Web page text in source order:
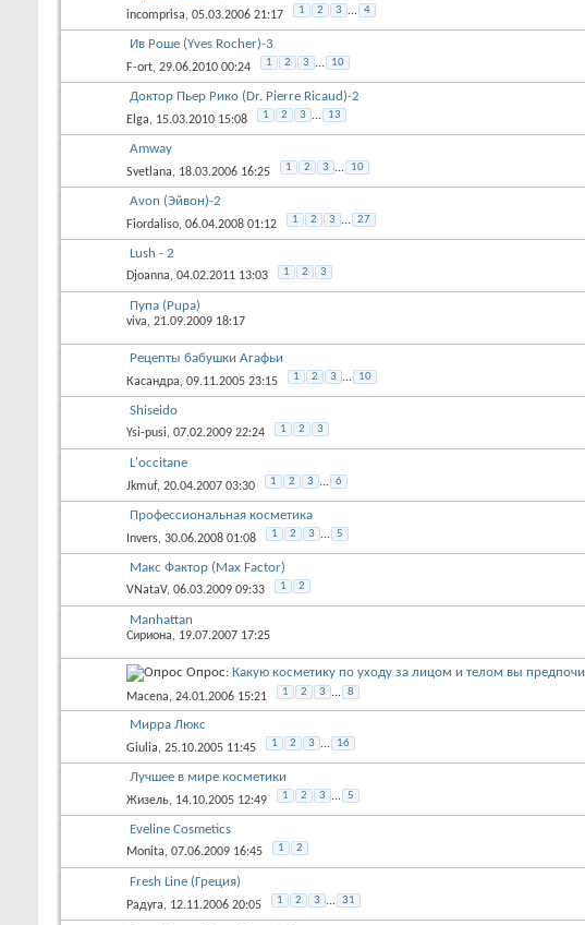
incomprisa, 05.03.2006 21:17 1 2 3 ... 4
Ив Роше (Yves Rocher)-3
F-ort, 29.06.2010 00:24 1 2 3 ... 10
Доктор Пьер Рико (Dr. Pierre Ricaud)-2
Elga, 15.03.2010 15:08 1 2 3 ... 13
Amway
Svetlana, 18.03.2006 16:25 1 2 3 ... 10
Avon (Эйвон)-2
Fiordaliso, 06.04.2008 01:12 1 2 3 ... 27
Lush - 2
Djoanna, 04.02.2011 13:03 1 2 3
Пупа (Pupa)
viva, 21.09.2009 18:17
Рецепты бабушки Агафьи
Касандра, 09.11.2005 23:15 1 2 3 ... 10
Shiseido
Ysi-pusi, 07.02.2009 22:24 1 2 3
L'occitane
Jkmuf, 20.04.2007 03:30 1 2 3 ... 6
Профессиональная косметика
Invers, 30.06.2008 01:08 1 2 3 ... 5
Макс Фактор (Max Factor)
VNataV, 06.03.2009 09:33 1 2
Manhattan
Сириона, 19.07.2007 17:25
Опрос: Какую косметику по уходу за лицом и телом вы
Macena, 24.01.2006 15:21 1 2 3 ... 8
Мирра Люкс
Giulia, 25.10.2005 11:45 1 2 3 ... 16
Лучшее в мире косметики
Жизель, 14.10.2005 12:49 1 2 3 ... 5
Eveline Cosmetics
Monita, 07.06.2009 16:45 1 2
Fresh Line (Греция)
Радуга, 12.11.2006 20:05 1 2 3 ... 31